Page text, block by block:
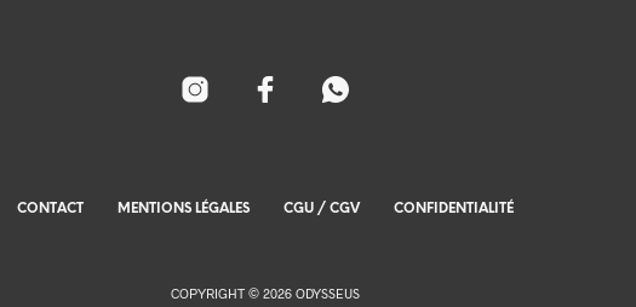
CONTACT MENTIONS LÉGALES CGU / CGV CONFIDENTIALITÉ
COPYRIGHT © 2026 ODYSSEUS